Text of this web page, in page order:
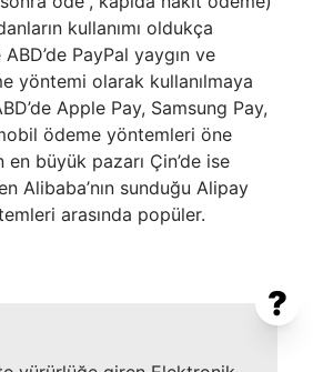
kullanımı oldukça
PayPal yaygın ve
yöntemi olarak kullanılmaya
Apple Pay, Samsung Pay,
ödeme yöntemleri öne
en büyük pazarı Çin’de ise
Alibaba’nın sunduğu Alipay
arasında popüler.
?